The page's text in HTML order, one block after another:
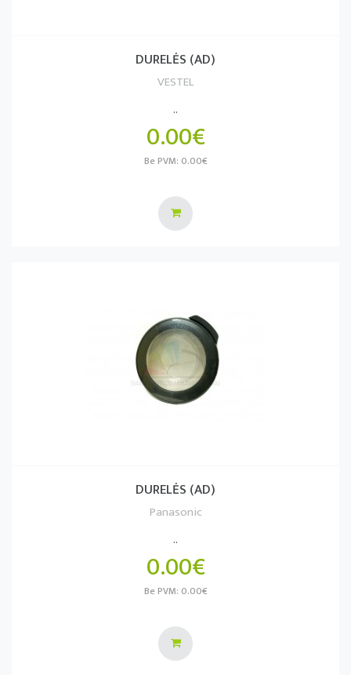
DURELĖS (AD)
VESTEL
..
0.00€
Be PVM: 0.00€
DURELĖS (AD)
Panasonic
..
0.00€
Be PVM: 0.00€